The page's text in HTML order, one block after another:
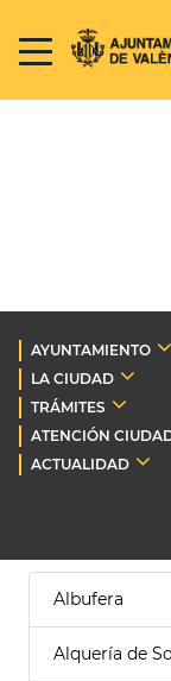
AYUNTAMIENTO
LA CIUDAD
TRÁMITES
ATENCIÓN
ACTUALIDAD
Albufera
Alquería de